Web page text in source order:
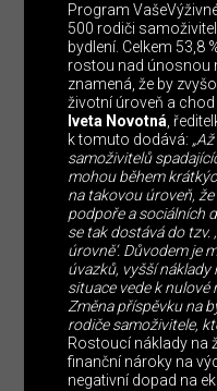
Program
500 rodiči
bydlení. Celkem 53,8
rostou nad únosnou
znamená, že by
životní úroveň a
Iveta Novotná,
k tomuto dodává:
samoživitelů
mohou během
na takovou úroveň,
podpoře a sociálních
se tak dostává do tzv.
úrovně‘. Důvodem je
úvazků, vyšší náklady
situace vede k
Změna příspěvku na
rodiče samoživitele,
Rostoucí náklady na
finanční nároky na
negativní dopad na